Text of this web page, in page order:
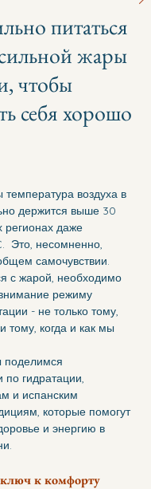
питаться
жары
чтобы
себя хорошо
воздуха в
держится выше 30
регионах даже
Это, несомненно,
самочувствии.
с жарой, необходимо
режиму
- не только тому,
тому, когда и как мы
поделимся
гидратации,
и испанским
которые помогут
и энергию в
к комфорту